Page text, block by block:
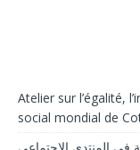
Atelier sur l’égalité,
social mondial de